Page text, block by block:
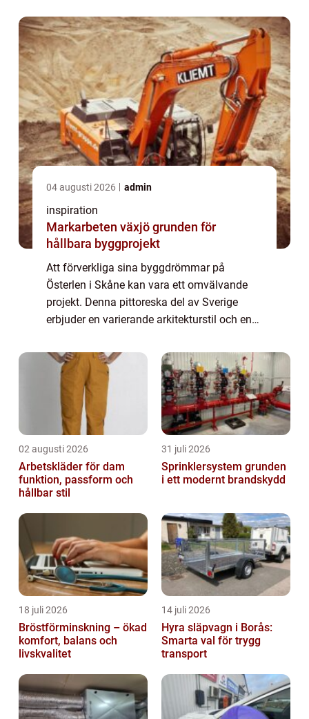
04 augusti 2026 admin
inspiration
Markarbeten växjö grunden för
hållbara byggprojekt
Att förverkliga sina byggdrömmar på
Österlen i Skåne kan vara ett omvälvande
projekt. Denna pittoreska del av Sverige
erbjuder en varierande arkitekturstil och en
planering oc...
02 augusti 2026
Arbetskläder för dam
funktion, passform och
hållbar stil
31 juli 2026
Sprinklersystem grunden
i ett modernt brandskydd
18 juli 2026
Bröstförminskning – ökad
komfort, balans och
livskvalitet
14 juli 2026
Hyra släpvagn i Borås:
Smarta val för trygg
transport